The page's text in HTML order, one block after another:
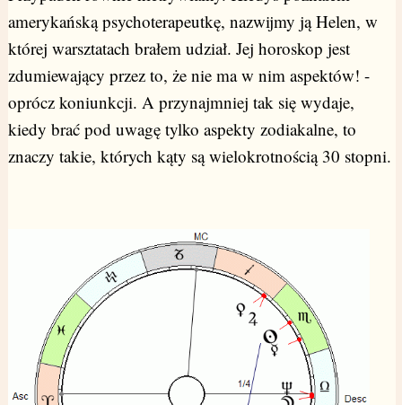
amerykańską psychoterapeutkę, nazwijmy ją Helen, w
której warsztatach brałem udział. Jej horoskop jest
zdumiewający przez to, że nie ma w nim aspektów! -
oprócz koniunkcji. A przynajmniej tak się wydaje,
kiedy brać pod uwagę tylko aspekty zodiakalne, to
znaczy takie, których kąty są wielokrotnością 30 stopni.